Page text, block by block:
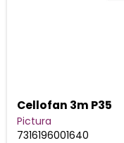
Cellofan 3m P35
Pictura
7316196001640